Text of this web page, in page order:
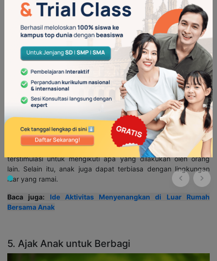
menunjukkan perilaku sosial yang baik. Dengan cara ini, Anda
bisa membantu anak merasa baik tentang diri mereka sendiri,
yang pada akhirnya memainkan peranan penting dalam
mengembangkan rasa empati serta kemampuan emosional.
Apresiasi juga bisa memotivasi anak untuk selalu berperilaku
baik
loh.
4. Ajak Anak Bermain di Luar Rumah
Mengajak anak bermain di luar rumah sangat penting agar
anak nantinya tidak takut berada di keramaian. Usahakan
mengajak anak ke luar rumah di tahun-tahun awal kelahirannya
agar Ia terbiasa. Di luar rumah anak dapat melihat dan
mengamati orang-orang dan lingkungan baru. Anak bisa
terstimulasi untuk mengikuti apa yang dilakukan oleh orang
lain. Selain itu, anak juga dapat terbiasa dengan lingkungan
luar yang ramai.
Baca juga: Ide Aktivitas Menyenangkan di Luar Rumah
Bersama Anak
5. Ajak Anak untuk Berbagi